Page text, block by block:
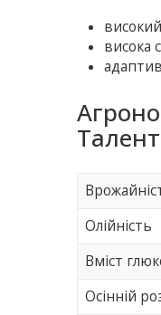
висока
Олійність
Вміст
Осінній